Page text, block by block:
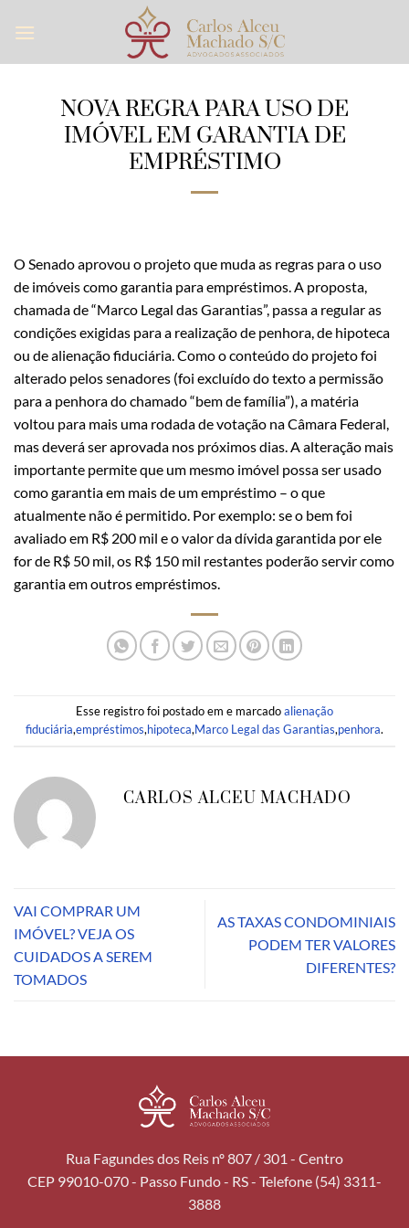
NOVA REGRA PARA USO DE
IMÓVEL EM GARANTIA DE
EMPRÉSTIMO
O Senado aprovou o projeto que muda as regras para o uso
de imóveis como garantia para empréstimos. A proposta,
chamada de “Marco Legal das Garantias”, passa a regular as
condições exigidas para a realização de penhora, de hipoteca
ou de alienação fiduciária. Como o conteúdo do projeto foi
alterado pelos senadores (foi excluído do texto a permissão
para a penhora do chamado “bem de família”), a matéria
voltou para mais uma rodada de votação na Câmara Federal,
mas deverá ser aprovada nos próximos dias. A alteração mais
importante permite que um mesmo imóvel possa ser usado
como garantia em mais de um empréstimo – o que
atualmente não é permitido. Por exemplo: se o bem foi
avaliado em R$ 200 mil e o valor da dívida garantida por ele
for de R$ 50 mil, os R$ 150 mil restantes poderão servir como
garantia em outros empréstimos.
Esse registro foi postado em e marcadoalienação
fiduciária,empréstimos,hipoteca,Marco Legal das Garantias,penhora.
CARLOS ALCEU MACHADO
VAI COMPRAR UM
IMÓVEL? VEJA OS
CUIDADOS A SEREM
TOMADOS
AS TAXAS CONDOMINIAIS
PODEM TER VALORES
DIFERENTES?
Rua Fagundes dos Reis nº 807 / 301 - Centro
CEP 99010-070 - Passo Fundo - RS - Telefone (54) 3311-
3888